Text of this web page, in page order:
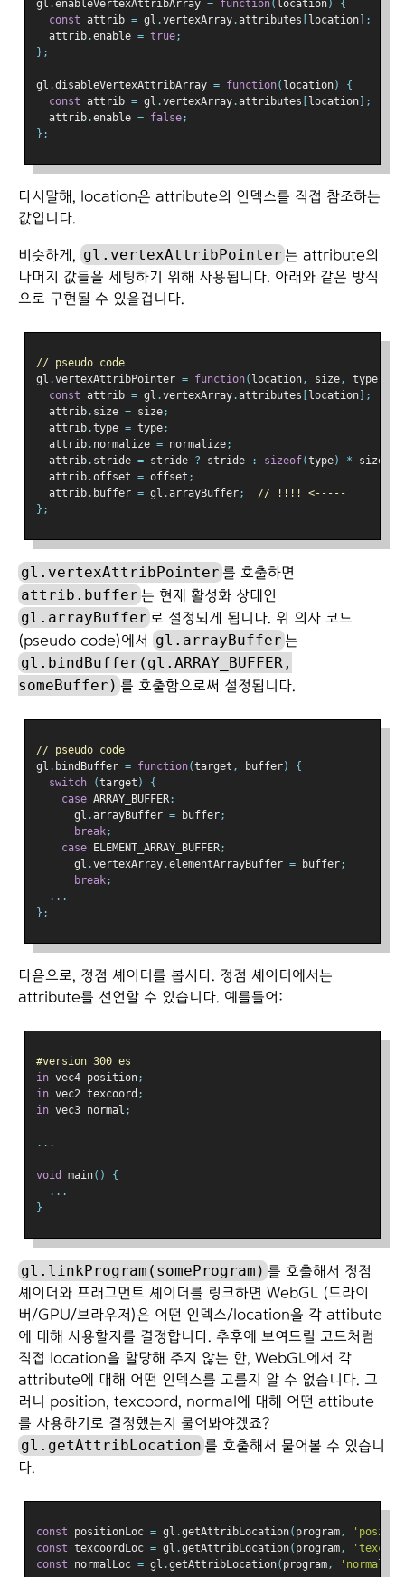
gl .enableVertexAttribArray = function( location)
{
const attrib = gl .vertexArray.attributes location ];
  attrib
.enable = true;
};
gl .disableVertexAttribArray = function( location)
{
const attrib = gl .vertexArray.attributes location ];
  attrib
.enable = false;
};
다시말해, location은 attribute의 인덱스를 직접 참조하는
값입니다.
비슷하게, gl.vertexAttribPointer 는 attribute의
나머지 값들을 세팅하기 위해 사용됩니다. 아래와 같은 방식
으로 구현될 수 있을겁니다.
// pseudo code
gl .vertexAttribPointer = function( location, size, type
const attrib = gl .vertexArray.attributes location ];
  attrib
. size = size;
  attrib
.type = type;
  attrib
. normalize = normalize;
  attrib
. stride = stride ? stride : sizeof(type) * size
  attrib
.offset = offset ;
  attrib
. buffer = gl .arrayBuffer;
// !!!! <-----
};
gl.vertexAttribPointer 를 호출하면
attrib.buffer 는 현재 활성화 상태인
gl.arrayBuffer 로 설정되게 됩니다. 위 의사 코드
(pseudo code)에서
gl.arrayBuffer 는
gl.bindBuffer(gl.ARRAY_BUFFER,
someBuffer) 를 호출함으로써 설정됩니다.
// pseudo code
gl . bindBuffer = function(target , buffer)
{
switch
(target )
{
case ARRAY_BUFFER:
      gl
.arrayBuffer = buffer;
break;
case ELEMENT_ARRAY_BUFFER;
      gl
.vertexArray.elementArrayBuffer = buffer;
break;
...
};
다음으로, 정점 셰이더를 봅시다. 정점 셰이더에서는
attribute를 선언할 수 있습니다. 예를들어:
#version 300 es
in vec4 position;
in vec2 texcoord ;
in vec3 normal ;
...
void main()
{
...
}
gl.linkProgram(someProgram) 를 호출해서 정점
셰이더와 프래그먼트 셰이더를 링크하면 WebGL (드라이
버/GPU/브라우저)은 어떤 인덱스/location을 각 attibute
에 대해 사용할지를 결정합니다. 추후에 보여드릴 코드처럼
직접 location을 할당해 주지 않는 한, WebGL에서 각
attribute에 대해 어떤 인덱스를 고를지 알 수 없습니다. 그
러니 position, texcoord, normal에 대해 어떤 attibute
를 사용하기로 결정했는지 물어봐야겠죠?
gl.getAttribLocation 를 호출해서 물어볼 수 있습니
다.
const positionLoc = gl .getAttribLocation( program,
const texcoordLoc = gl .getAttribLocation( program,
const normalLoc = gl .getAttribLocation( program, 'normal'